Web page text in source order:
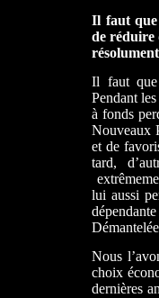
Il faut que
de réduire
Il faut que
Pendant
à fonds
Nouveaux
et de
tard,
lui aussi
Nous
choix
dernières